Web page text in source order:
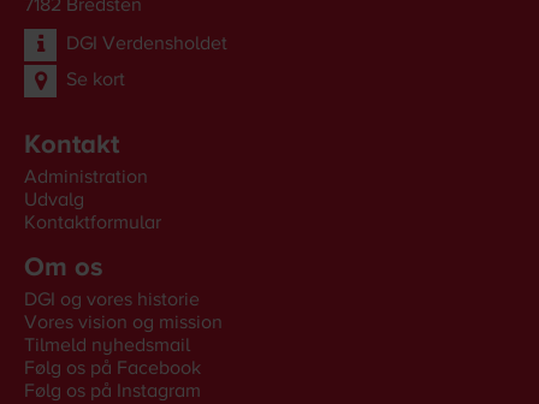
7182 Bredsten
DGI Verdensholdet
Se kort
Kontakt
Administration
Udvalg
Kontaktformular
Om os
DGI og vores historie
Vores vision og mission
Tilmeld nyhedsmail
Følg os på Facebook
Følg os på Instagram